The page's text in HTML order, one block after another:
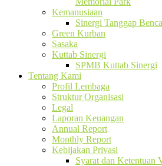
Kemanusiaan
Sinergi Tanggap
Green Kurban
Sasaka
Kuttab Sinergi
SPMB Kuttab Sinergi
Tentang Kami
Profil Lembaga
Struktur Organisasi
Legal
Laporan Keuangan
Annual Report
Monthly Report
Kebijakan Privasi
Syarat dan Ketentuan